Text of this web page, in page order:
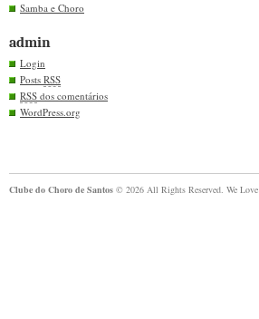
Samba e Choro
admin
Login
Posts RSS
RSS dos comentários
WordPress.org
Clube do Choro de Santos © 2026 All Rights Reserved. We Love